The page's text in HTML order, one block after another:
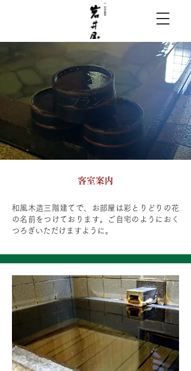
​プラン案内
​客室案内
和風木造三階建てで、お部屋は彩とりどりの花
の名前をつけております。ご自宅のようにおく
つろぎいただけますように。